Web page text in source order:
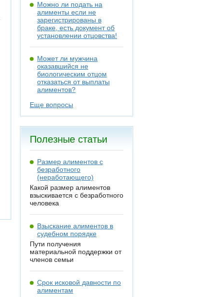
Можно ли подать на
алименты если не
зарегистрированы в
браке, есть документ об
установлении отцовства!
Может ли мужчина
оказавшийся не
биологическим отцом
отказаться от выплаты
алиментов?
Еще вопросы
Полезные статьи
Размер алиментов с
безработного
(неработающего)
Какой размер алиментов
взыскивается с безработного
человека
Взыскание алиментов в
судебном порядке
Пути получения
материальной поддержки от
членов семьи
Срок исковой давности по
алиментам